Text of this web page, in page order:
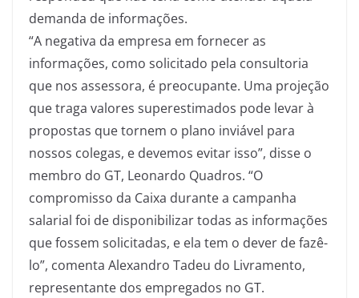
demanda de informações.
“A negativa da empresa em fornecer as
informações, como solicitado pela consultoria
que nos assessora, é preocupante. Uma projeção
que traga valores superestimados pode levar à
propostas que tornem o plano inviável para
nossos colegas, e devemos evitar isso”, disse o
membro do GT, Leonardo Quadros. “O
compromisso da Caixa durante a campanha
salarial foi de disponibilizar todas as informações
que fossem solicitadas, e ela tem o dever de fazê-
lo”, comenta Alexandro Tadeu do Livramento,
representante dos empregados no GT.